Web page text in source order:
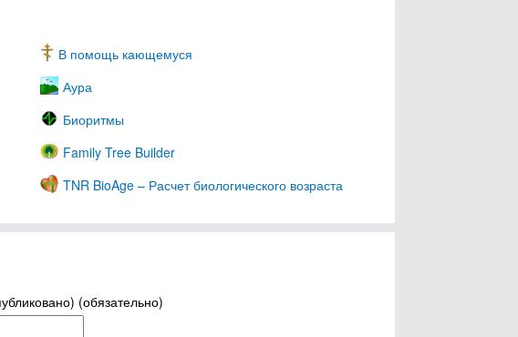
В помощь кающемуся
Аура
Биоритмы
Family Tree Builder
TNR BioAge – Расчет биологического возраста
(обязательно)